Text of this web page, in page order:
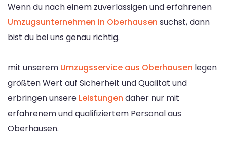
Wenn du nach einem zuverlässigen und erfahrenen
Umzugsunternehmen in Oberhausen suchst, dann
bist du bei uns genau richtig.
mit unserem Umzugsservice aus Oberhausen legen
größten Wert auf Sicherheit und Qualität und
erbringen unsere Leistungen daher nur mit
erfahrenem und qualifiziertem Personal aus
Oberhausen.